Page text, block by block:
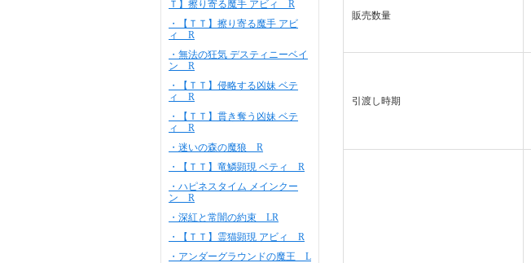
Ｔ】擦り寄る魔手 アビィ R
・【ＴＴ】擦り寄る魔手 アビ
ィ R
・無法の狂気 デスティニーベイ
ン R
・【ＴＴ】侵略する凶妹 ベテ
ィ R
・【ＴＴ】貫き奪う凶妹 ベテ
ィ R
・迷いの森の魔狼 R
・【ＴＴ】竜鱗顕現 ベティ R
・ハピネスタイム メインクー
ン R
・深紅と常闇の約束 LR
・【ＴＴ】霊猫顕現 アビィ R
・アンダーグラウンドの魔王 L
販売数量
引渡し時期